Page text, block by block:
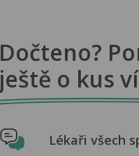
Dočteno?
ještě o kus
Lékaři všech